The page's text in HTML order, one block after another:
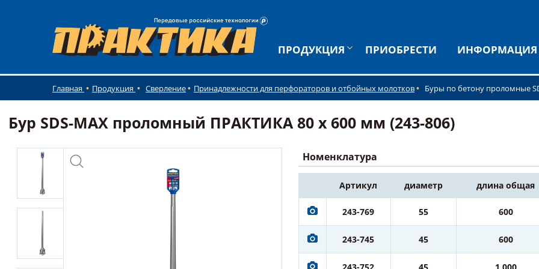
ПРОДУКЦИЯ ПРИОБРЕСТИ ИНФОРМАЦИЯ
Главная Продукция Сверление Принадлежности для перфораторов и отбойных молотков Буры по бетону проломные
Бур SDS-MAX проломный ПРАКТИКА 80 х 600 мм (243-806)
Номенклатура
Артикул диаметр длина общая
243-769 55 600
243-745 45 600